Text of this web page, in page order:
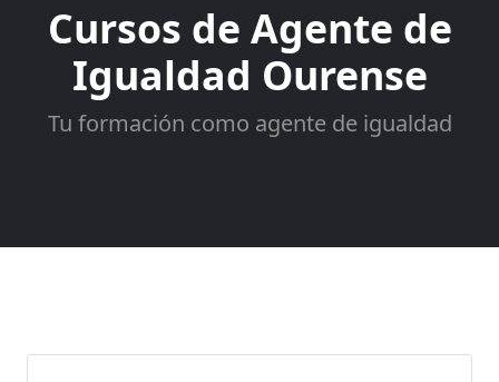
Cursos de Agente de
Igualdad Ourense
Tu formación como agente de igualdad